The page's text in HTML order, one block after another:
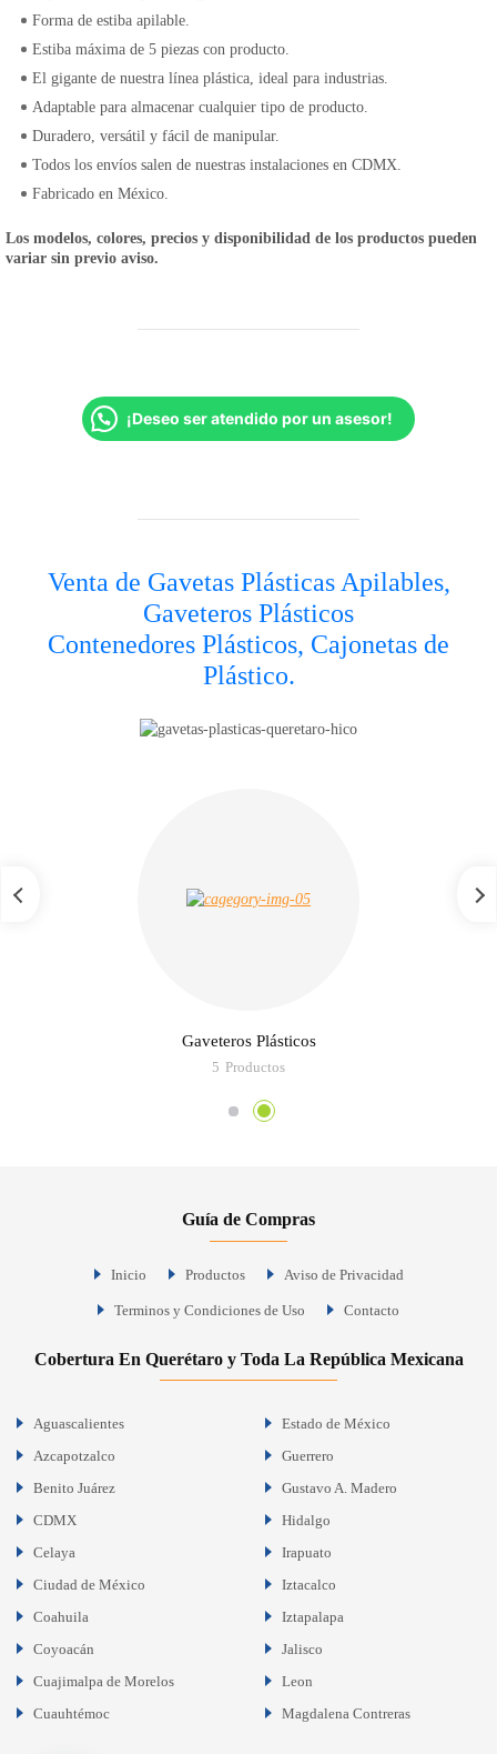
Forma de estiba apilable.
Estiba máxima de 5 piezas con producto.
El gigante de nuestra línea plástica, ideal para industrias.
Adaptable para almacenar cualquier tipo de producto.
Duradero, versátil y fácil de manipular.
Todos los envíos salen de nuestras instalaciones en CDMX.
Fabricado en México.
Los modelos, colores, precios y disponibilidad de los productos pueden
variar sin previo aviso.
¡Deseo ser atendido por un asesor!
Venta de Gavetas Plásticas Apilables,
Gaveteros Plásticos
Contenedores Plásticos, Cajonetas de
Plástico.
Gaveteros Plásticos
5 Productos
Guía de Compras
Inicio Productos Aviso de Privacidad
Terminos y Condiciones de Uso Contacto
Cobertura En Querétaro y Toda La República Mexicana
Aguascalientes
Azcapotzalco
Benito Juárez
CDMX
Celaya
Ciudad de México
Coahuila
Coyoacán
Cuajimalpa de Morelos
Cuauhtémoc
Estado de México
Guerrero
Gustavo A. Madero
Hidalgo
Irapuato
Iztacalco
Iztapalapa
Jalisco
Leon
Magdalena Contreras